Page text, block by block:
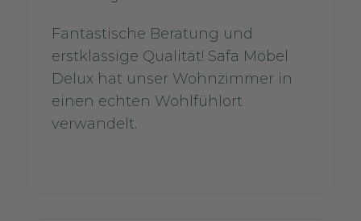
Fantastische Beratung und
erstklassige Qualität! Safa Möbel
Delux hat unser Wohnzimmer in
einen echten Wohlfühlort
verwandelt.